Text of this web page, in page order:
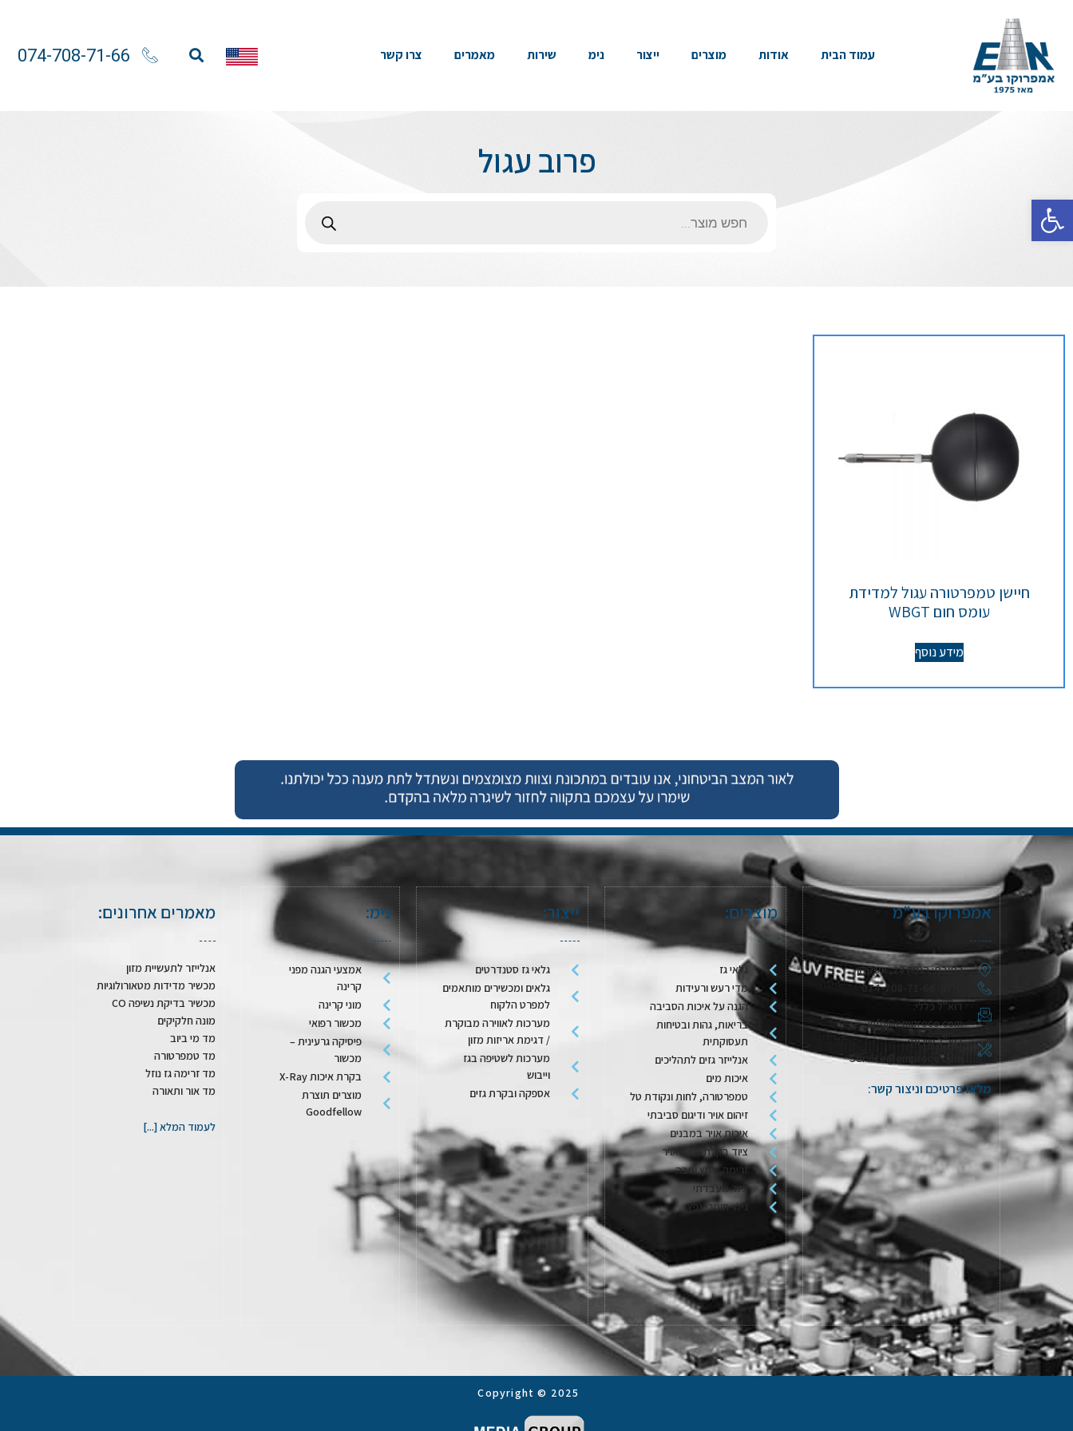
עמוד הבית אודות מוצרים ייצור נימ שירות מאמרים צרו קשר 074-708-71-66
פרוב עגול
חיישן טמפרטורה עגול למדידת
עומס חום WBGT
מידע נוסף
אמפרוקו בע"מ
כתובת: הנפח 28, אשקלון
דוא"ל כללי:
Info@emproco.com
דוא"ל שירות:
Service@emproco.com
מלאו פרטיכם וניצור קשר:
מוצרים:
גלאי גז
מדי רעש ורעידות
הגנה על איכות הסביבה
בריאות, גהות ובטיחות
תעסוקתית
אנלייזר גזים לתהליכים
איכות מים
טמפרטורה, לחות ונקודת טל
זיהום אויר ודיגום סביבתי
איכות אויר במבנים
ציוד בקרת מיזוג אויר
זרימה, לחץ וגובה
ציוד מעבדתי
גילוי חומרי נפץ
ייצור:
גלאי גז סטנדרטים
גלאים ומכשירים מותאמים
למפרט הלקוח
מערכות לאווירה מבוקרת
/ דגימת אריזות מזון
מערכות לשטיפה בגז
וייבוש
אספקה ובקרת גזים
נימ:
אמצעי הגנה מפני
קרינה
מוני קרינה
מכשור רפואי
פיסיקה גרעינית –
מכשור
בקרת איכות X-Ray
מוצרים תוצרת
Goodfellow
מאמרים אחרונים:
אנלייזר לתעשיית מזון
מכשיר מדידות מטאורולוגיות
מכשיר בדיקת נשיפה CO
מונה חלקיקים
מד מי ביוב
מד טמפרטורה
מד זרימה גז נוזל
מד אור ותאורה
לעמוד המלא [...]
Copyright © 2025
פתח סרגל נגישות